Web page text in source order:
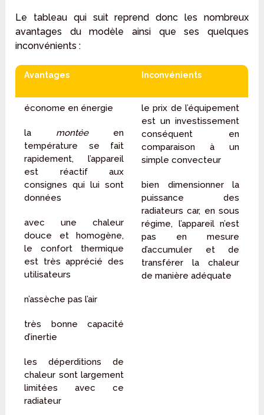
Le tableau qui suit reprend donc les nombreux
avantages du modèle ainsi que ses quelques
inconvénients :
Avantages Inconvénients
économe en énergie
la montéeen
température se fait
rapidement, l’appareil
est réactif aux
consignes qui lui sont
données
avec une chaleur
douce et homogène,
le confort thermique
est très apprécié des
utilisateurs
n’assèche pas l’air
très bonne capacité
d’inertie
les déperditions de
chaleur sont largement
limitées avec ce
radiateur
le prix de l’équipement
est un investissement
conséquent en
comparaison à un
simple convecteur
bien dimensionner la
puissance des
radiateurs car, en sous
régime, l’appareil n’est
pas en mesure
d’accumuler et de
transférer la chaleur
de manière adéquate